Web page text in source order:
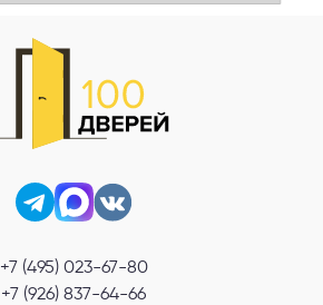
+7 (495) 023-67-80
+7 (926) 837-64-66
обработку персональных данных